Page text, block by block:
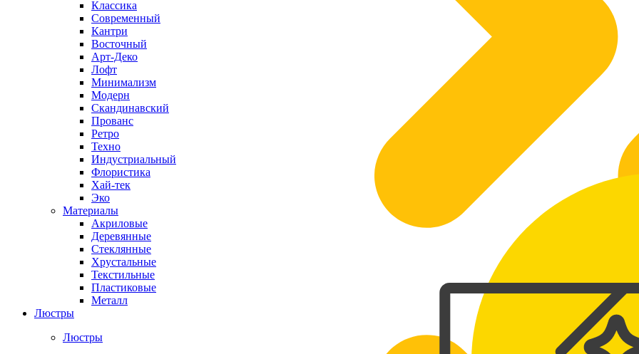
Классика
Современный
Кантри
Восточный
Арт-Деко
Лофт
Минимализм
Модерн
Скандинавский
Прованс
Ретро
Техно
Индустриальный
Флористика
Хай-тек
Эко
Материалы
Акриловые
Деревянные
Стеклянные
Хрустальные
Текстильные
Пластиковые
Металл
Люстры
Люстры